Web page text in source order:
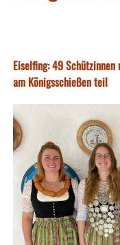
Eiselfing: 49 Schützinnen
am Königsschießen teil